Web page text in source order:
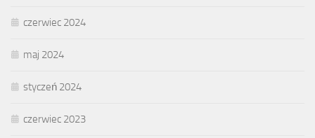
czerwiec 2024
maj 2024
styczeń 2024
czerwiec 2023